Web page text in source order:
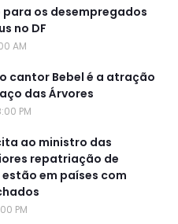
para os desempregados
no DF
AM
cantor Bebel é a atração
das Árvores
PM
ao ministro das
repatriação de
em países com
PM